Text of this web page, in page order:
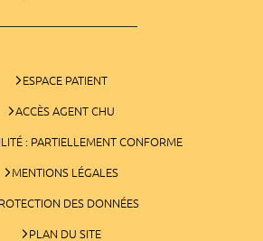
ESPACE PATIENT
ACCÈS AGENT CHU
: PARTIELLEMENT CONFORME
MENTIONS LÉGALES
DES DONNÉES
PLAN DU SITE